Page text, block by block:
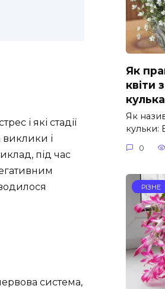
і які стадії
виклики і
під час
система,
Як
квіти
Як
кульки:
0
РІЗНЕ